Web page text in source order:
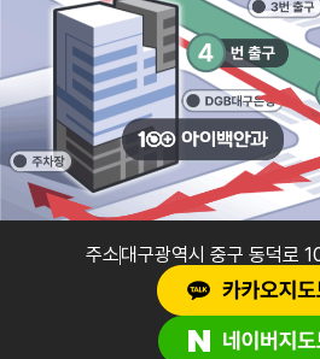
주소대구광역시 중구 동덕로